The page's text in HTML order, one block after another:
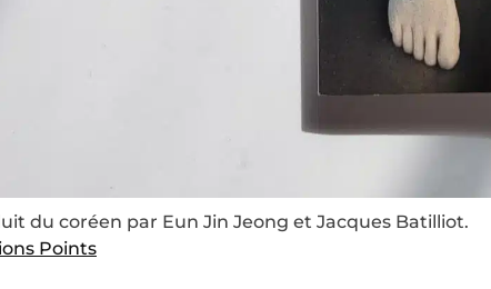
du coréen par Eun Jin Jeong et Jacques Batilliot.
Points